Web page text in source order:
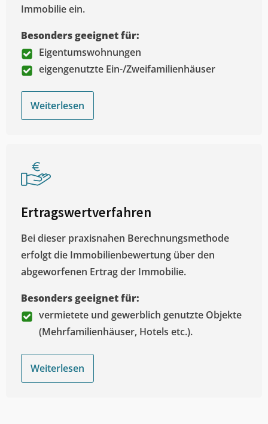
Immobilie ein.
Besonders geeignet für:
Eigentumswohnungen
eigengenutzte Ein-/Zweifamilienhäuser
Weiterlesen
Ertragswertverfahren
Bei dieser praxisnahen Berechnungsmethode
erfolgt die Immobilienbewertung über den
abgeworfenen Ertrag der Immobilie.
Besonders geeignet für:
vermietete und gewerblich genutzte Objekte
(Mehrfamilienhäuser, Hotels etc.).
Weiterlesen